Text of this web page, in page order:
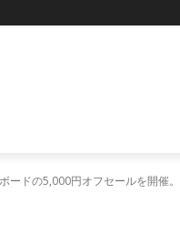
ドの5,000円オフセールを開催